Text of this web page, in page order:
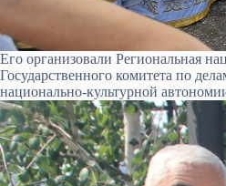
Его организовали Региональная
Государственного комитета по
национально-культурной